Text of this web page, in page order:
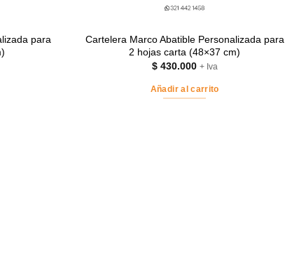
para
Cartelera Marco Abatible Personalizada para
2 hojas carta (48×37 cm)
$430.000 + Iva
Añadir al carrito